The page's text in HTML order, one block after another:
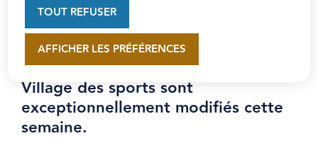
AFFICHER LES PRÉFÉRENCES
TOUT REFUSER
Maclou en vous connectant sur le site de la
Fondation du patrimoine.
En savoir plus
Information : en raison de l'épisode
de fortes chaleurs, les horaires du
Village des sports sont
exceptionnellement modifiés cette
semaine.